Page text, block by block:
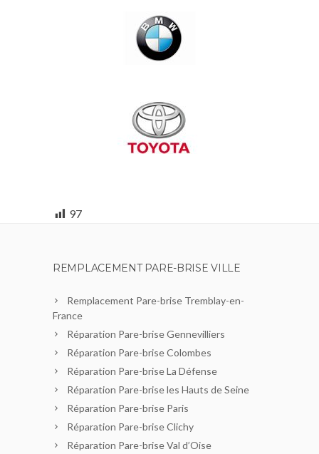
97
REMPLACEMENT PARE-BRISE VILLE
Remplacement Pare-brise Tremblay-en-
France
Réparation Pare-brise Gennevilliers
Réparation Pare-brise Colombes
Réparation Pare-brise La Défense
Réparation Pare-brise les Hauts de Seine
Réparation Pare-brise Paris
Réparation Pare-brise Clichy
Réparation Pare-brise Val d’Oise